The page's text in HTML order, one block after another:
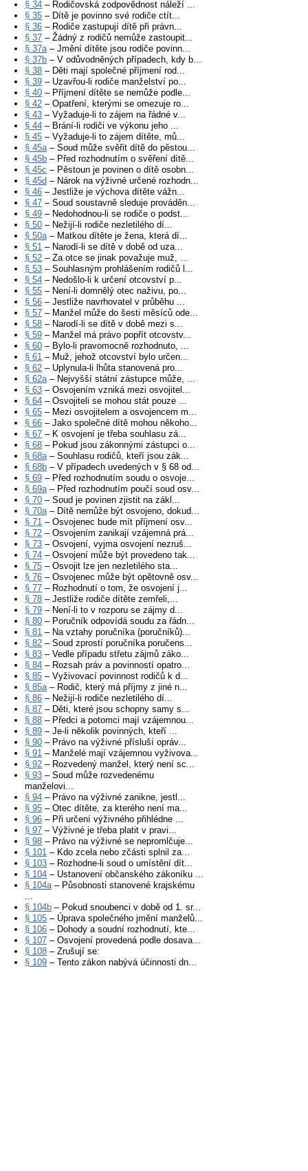
§ 34 – Rodičovská zodpovědnost náleží ...
§ 35 – Dítě je povinno své rodiče ctít...
§ 36 – Rodiče zastupují dítě při právn...
§ 37 – Žádný z rodičů nemůže zastoupit...
§ 37a– Jmění dítěte jsou rodiče povinn...
§ 37b – V odůvodněných případech, kdy b...
§ 38 – Děti mají společné příjmení rod...
§ 39 – Uzavřou-li rodiče manželství po...
§ 40 – Příjmení dítěte se nemůže podle...
§ 42 – Opatření, kterými se omezuje ro...
§ 43 – Vyžaduje-li to zájem na řádné v...
§ 44 – Brání-li rodiči ve výkonu jeho ...
§ 45 – Vyžaduje-li to zájem dítěte, mů...
§ 45a– Soud může svěřit dítě do pěstou...
§ 45b – Před rozhodnutím o svěření dítě...
§ 45c – Pěstoun je povinen o dítě osobn...
§ 45d – Nárok na výživné určené rozhodn...
§ 46 – Jestliže je výchova dítěte vážn...
§ 47 – Soud soustavně sleduje prováděn...
§ 49 – Nedohodnou-li se rodiče o podst...
§ 50 – Nežijí-li rodiče nezletilého dí...
§ 50a– Matkou dítěte je žena, která dí...
§ 51 – Narodí-li se dítě v době od uza...
§ 52 – Za otce se jinak považuje muž, ...
§ 53 – Souhlasným prohlášením rodičů l...
§ 54 – Nedošlo-li k určení otcovství p...
§ 55 – Není-li domnělý otec naživu, po...
§ 56 – Jestliže navrhovatel v průběhu ...
§ 57 – Manžel může do šesti měsíců ode...
§ 58 – Narodí-li se dítě v době mezi s...
§ 59 – Manžel má právo popřít otcovstv...
§ 60 – Bylo-li pravomocně rozhodnuto, ...
§ 61 – Muž, jehož otcovství bylo určen...
§ 62 – Uplynula-li lhůta stanovená pro...
§ 62a– Nejvyšší státní zástupce může, ...
§ 63 – Osvojením vzniká mezi osvojitel...
§ 64 – Osvojiteli se mohou stát pouze ...
§ 65 – Mezi osvojitelem a osvojencem m...
§ 66 – Jako společné dítě mohou někoho...
§ 67 – K osvojení je třeba souhlasu zá...
§ 68 – Pokud jsou zákonnými zástupci o...
§ 68a– Souhlasu rodičů, kteří jsou zák...
§ 68b – V případech uvedených v § 68 od...
§ 69 – Před rozhodnutím soudu o osvoje...
§ 69a– Před rozhodnutím poučí soud osv...
§ 70 – Soud je povinen zjistit na zákl...
§ 70a– Dítě nemůže být osvojeno, dokud...
§ 71 – Osvojenec bude mít příjmení osv...
§ 72 – Osvojením zanikají vzájemná prá...
§ 73 – Osvojení, vyjma osvojení nezruš...
§ 74 – Osvojení může být provedeno tak...
§ 75 – Osvojit lze jen nezletilého sta...
§ 76 – Osvojenec může být opětovně osv...
§ 77 – Rozhodnutí o tom, že osvojení j...
§ 78 – Jestliže rodiče dítěte zemřeli,...
§ 79 – Není-li to v rozporu se zájmy d...
§ 80 – Poručník odpovídá soudu za řádn...
§ 81 – Na vztahy poručníka (poručníků)...
§ 82 – Soud zprostí poručníka poručens...
§ 83 – Vedle případu střetu zájmů záko...
§ 84 – Rozsah práv a povinností opatro...
§ 85 – Vyživovací povinnost rodičů k d...
§ 85a– Rodič, který má příjmy z jiné n...
§ 86 – Nežijí-li rodiče nezletilého dí...
§ 87 – Děti, které jsou schopny samy s...
§ 88 – Předci a potomci mají vzájemnou...
§ 89 – Je-li několik povinných, kteří ...
§ 90 – Právo na výživné přísluší opráv...
§ 91 – Manželé mají vzájemnou vyživova...
§ 92 – Rozvedený manžel, který není sc...
§ 93 – Soud může rozvedenému
manželovi...
§ 94 – Právo na výživné zanikne, jestl...
§ 95 – Otec dítěte, za kterého není ma...
§ 96 – Při určení výživného přihlédne ...
§ 97 – Výživné je třeba platit v pravi...
§ 98 – Právo na výživné se nepromlčuje...
§ 101 – Kdo zcela nebo zčásti splnil za...
§ 103 – Rozhodne-li soud o umístění dít...
§ 104 – Ustanovení občanského zákoníku ...
§ 104a– Působnosti stanovené krajskému
...
§ 104b – Pokud snoubenci v době od 1. sr...
§ 105 – Úprava společného jmění manželů...
§ 106 – Dohody a soudní rozhodnutí, kte...
§ 107 – Osvojení provedená podle dosava...
§ 108 – Zrušují se:
§ 109 – Tento zákon nabývá účinnosti dn...